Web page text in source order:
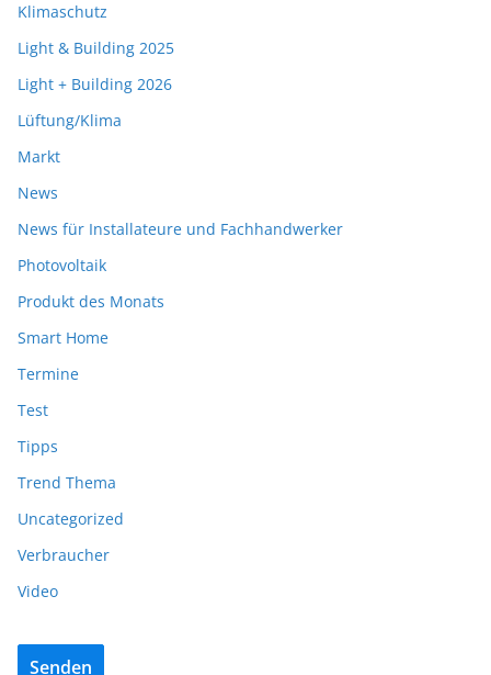
Klimaschutz
Light & Building 2025
Light + Building 2026
Lüftung/Klima
Markt
News
News für Installateure und Fachhandwerker
Photovoltaik
Produkt des Monats
Smart Home
Termine
Test
Tipps
Trend Thema
Uncategorized
Verbraucher
Video
Senden